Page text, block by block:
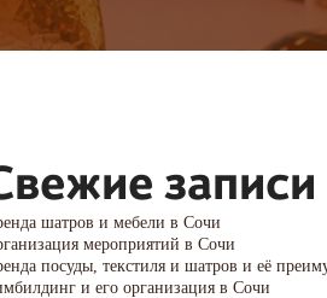
записи
шатров и мебели в Сочи
мероприятий в Сочи
посуды, текстиля и шатров и её
и его организация в Сочи